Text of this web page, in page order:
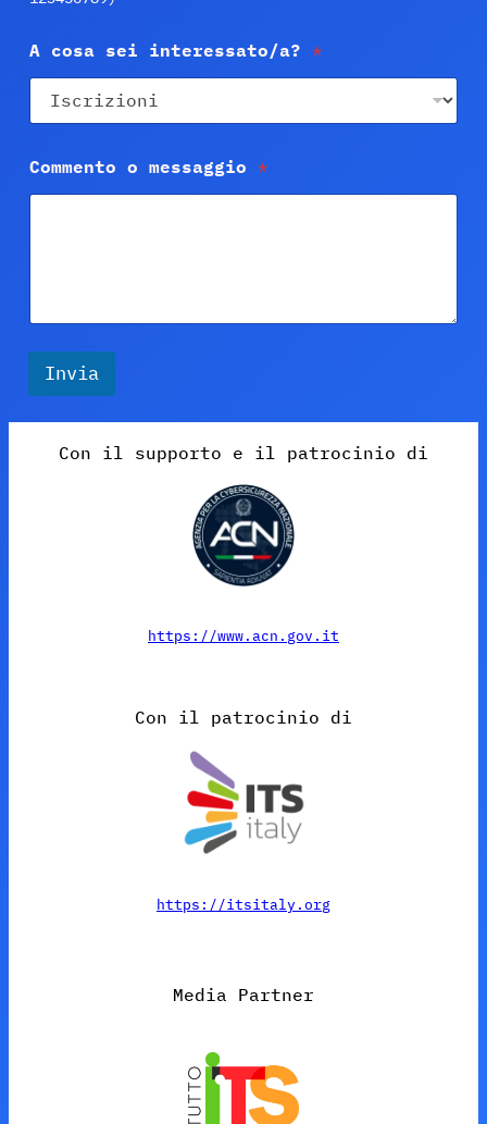
o
s
*
A cosa sei interessato/a? *
Commento o messaggio *
Invia
Con il supporto e il patrocinio di
https://www.acn.gov.it
Con il patrocinio di
https://itsitaly.org
Media Partner